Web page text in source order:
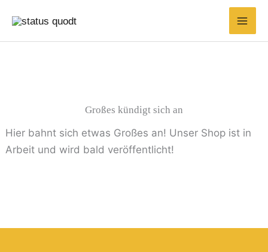
Inhalt
springen
Großes kündigt sich an
Hier bahnt sich etwas Großes an! Unser Shop ist in
Arbeit und wird bald veröffentlicht!
nach:
Preis